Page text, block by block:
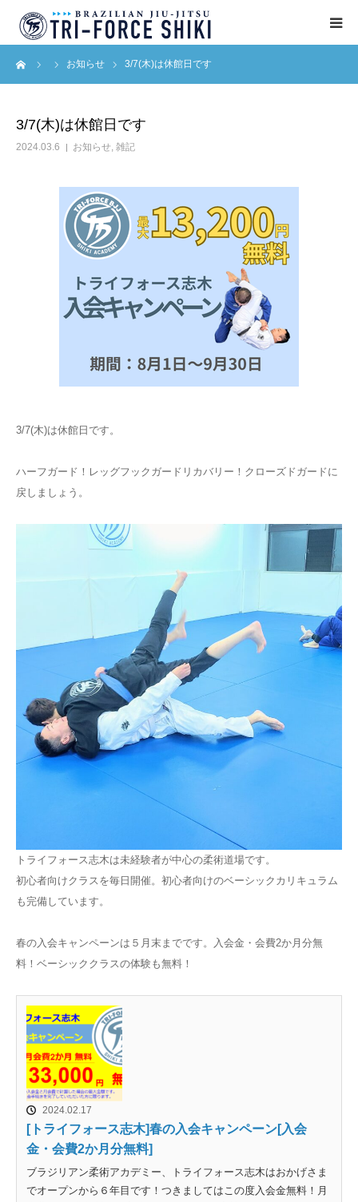
お知らせ 3/7(木)は休館日です
3/7(木)は休館日です
2024.03.6 お知らせ, 雑記
3/7(木)は休館日です。
ハーフガード！レッグフックガードリカバリー！クローズドガードに
戻しましょう。
トライフォース志木は未経験者が中心の柔術道場です。
初心者向けクラスを毎日開催。初心者向けのベーシックカリキュラム
も完備しています。
春の入会キャンペーンは５月末までです。入会金・会費2か月分無
料！ベーシッククラスの体験も無料！
2024.02.17
[トライフォース志木]春の入会キャンペーン[入会
金・会費2か月分無料]
ブラジリアン柔術アカデミー、トライフォース志木はおかげさま
でオープンから６年目です！つきましてはこの度入会金無料！月
ABOUT
BLOG
アクセス
English